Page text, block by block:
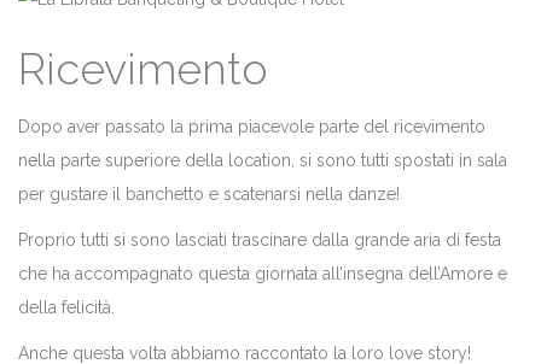
Ricevimento
Dopo aver passato la prima piacevole parte del ricevimento
nella parte superiore della location, si sono tutti spostati in sala
per gustare il banchetto e scatenarsi nella danze!
Proprio tutti si sono lasciati trascinare dalla grande aria di festa
che ha accompagnato questa giornata all’insegna dell’Amore e
della felicità.
Anche questa volta abbiamo raccontato la loro love story!